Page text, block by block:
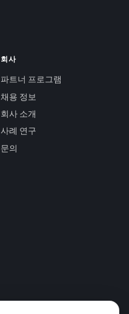
회사
파트너 프로그램
채용 정보
회사 소개
사례 연구
문의